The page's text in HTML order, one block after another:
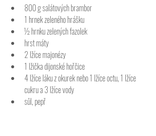
800 g salátových brambor
1 hrnek zeleného hrášku
½ hrnku zelených fazolek
hrst máty
2 lžíce majonézy
1 lžička dijonské hořčice
4 lžíce láku z okurek nebo 1 lžíce octu, 1 lžíce
cukru a 3 lžíce vody
sůl, pepř